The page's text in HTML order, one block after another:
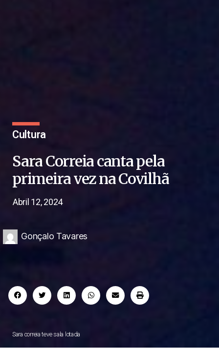
Cultura
Sara Correia canta pela
primeira vez na Covilhã
Abril 12, 2024
Gonçalo Tavares
Sara correia teve sala lotada